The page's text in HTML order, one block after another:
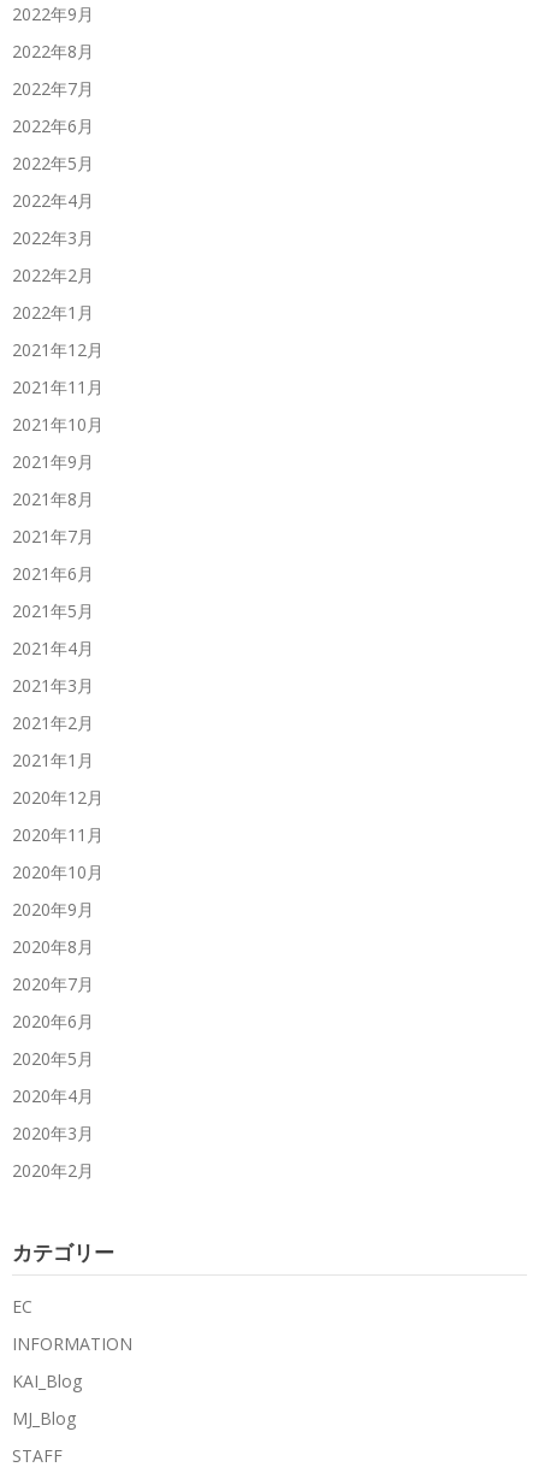
2022年9月
2022年8月
2022年7月
2022年6月
2022年5月
2022年4月
2022年3月
2022年2月
2022年1月
2021年12月
2021年11月
2021年10月
2021年9月
2021年8月
2021年7月
2021年6月
2021年5月
2021年4月
2021年3月
2021年2月
2021年1月
2020年12月
2020年11月
2020年10月
2020年9月
2020年8月
2020年7月
2020年6月
2020年5月
2020年4月
2020年3月
2020年2月
カテゴリー
EC
INFORMATION
KAI_Blog
MJ_Blog
STAFF